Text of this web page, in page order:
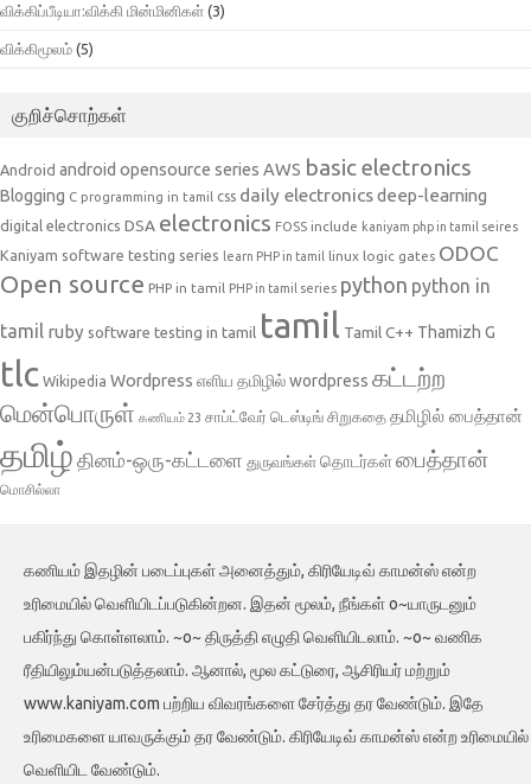
விக்கிப்பீடியா:விக்கி மின்மினிகள் (3)
விக்கிமூலம் (5)
குறிச்சொற்கள்
Android android opensource series AWS basic electronics
Blogging C programming in tamil css daily electronicsdeep-learning
digital electronics DSA electronics FOSS include kaniyam php in tamil seires
Kaniyam software testing series learn PHP in tamil linux logic gates ODOC
Open source PHP in tamil PHP in tamil series python python in
tamil ruby software testing in tamil tamil Tamil C++ Thamizh G
tlc Wikipedia Wordpress எளிய தமிழில் wordpress கட்டற்ற
மென்பொருள் கணியம் 23 சாப்ட்வேர் டெஸ்டிங் சிறுகதை தமிழில் பைத்தான்
தமிழ் தினம்-ஒரு-கட்டளை துருவங்கள் தொடர்கள்பைத்தான்
மொசில்லா
கணியம் இதழின் படைப்புகள் அனைத்தும், கிரியேடிவ் காமன்ஸ் என்ற
உரிமையில் வெளியிடப்படுகின்றன. இதன் மூலம், நீங்கள் o~யாருடனும்
பகிர்ந்து கொள்ளலாம். ~o~ திருத்தி எழுதி வெளியிடலாம். ~o~ வணிக
ரீதியிலும்யன்படுத்தலாம். ஆனால், மூல கட்டுரை, ஆசிரியர் மற்றும்
www.kaniyam.com பற்றிய விவரங்களை சேர்த்து தர வேண்டும். இதே
உரிமைகளை யாவருக்கும் தர வேண்டும். கிரியேடிவ் காமன்ஸ் என்ற உரிமையில்
வெளியிட வேண்டும்.